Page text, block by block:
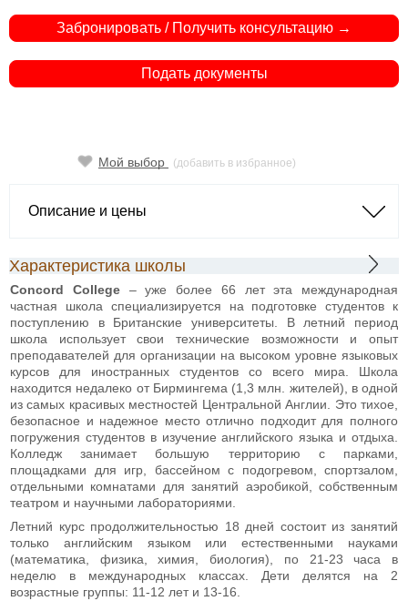
Забронировать / Получить консультацию →
Подать документы
Мой выбор (добавить в избранное)
Описание и цены
Характеристика школы
Concord College– уже более 66 лет эта международная
частная школа специализируется на подготовке студентов к
поступлению в Британские университеты. В летний период
школа использует свои технические возможности и опыт
преподавателей для организации на высоком уровне языковых
курсов для иностранных студентов со всего мира. Школа
находится недалеко от Бирмингема (1,3 млн. жителей), в одной
из самых красивых местностей Центральной Англии. Это тихое,
безопасное и надежное место отлично подходит для полного
погружения студентов в изучение английского языка и отдыха.
Колледж занимает большую территорию с парками,
площадками для игр, бассейном с подогревом, спортзалом,
отдельными комнатами для занятий аэробикой, собственным
театром и научными лабораториями.
Летний курс продолжительностью 18 дней состоит из занятий
только английским языком или естественными науками
(математика, физика, химия, биология), по 21-23 часа в
неделю в международных классах. Дети делятся на 2
возрастные группы: 11-12 лет и 13-16.